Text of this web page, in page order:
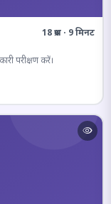
18 प्रश्न · 9 मिनट
परीक्षण करें।